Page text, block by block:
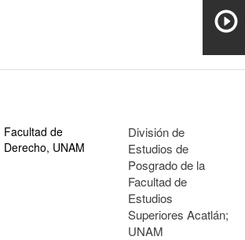
Facultad de
Derecho, UNAM
División de
Estudios de
Posgrado de la
Facultad de
Estudios
Superiores Acatlán;
UNAM